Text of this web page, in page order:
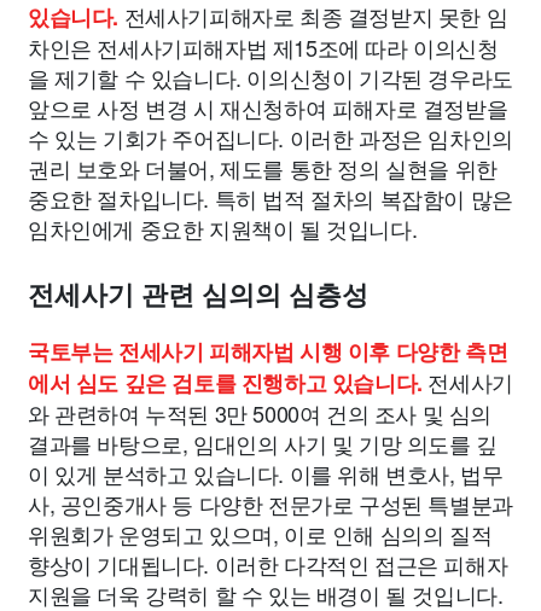
있습니다. 전세사기피해자로 최종 결정받지 못한 임
차인은 전세사기피해자법 제15조에 따라 이의신청
을 제기할 수 있습니다. 이의신청이 기각된 경우라도
앞으로 사정 변경 시 재신청하여 피해자로 결정받을
수 있는 기회가 주어집니다. 이러한 과정은 임차인의
권리 보호와 더불어, 제도를 통한 정의 실현을 위한
중요한 절차입니다. 특히 법적 절차의 복잡함이 많은
임차인에게 중요한 지원책이 될 것입니다.
전세사기 관련 심의의 심층성
국토부는 전세사기 피해자법 시행 이후 다양한 측면
에서 심도 깊은 검토를 진행하고 있습니다. 전세사기
와 관련하여 누적된 3만 5000여 건의 조사 및 심의
결과를 바탕으로, 임대인의 사기 및 기망 의도를 깊
이 있게 분석하고 있습니다. 이를 위해 변호사, 법무
사, 공인중개사 등 다양한 전문가로 구성된 특별분과
위원회가 운영되고 있으며, 이로 인해 심의의 질적
향상이 기대됩니다. 이러한 다각적인 접근은 피해자
지원을 더욱 강력히 할 수 있는 배경이 될 것입니다.